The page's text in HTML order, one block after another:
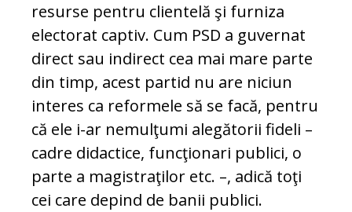
resurse pentru clientelă şi furniza
electorat captiv. Cum PSD a guvernat
direct sau indirect cea mai mare parte
din timp, acest partid nu are niciun
interes ca reformele să se facă, pentru
că ele i-ar nemulţumi alegătorii fideli –
cadre didactice, funcţionari publici, o
parte a magistraţilor etc. –, adică toţi
cei care depind de banii publici.